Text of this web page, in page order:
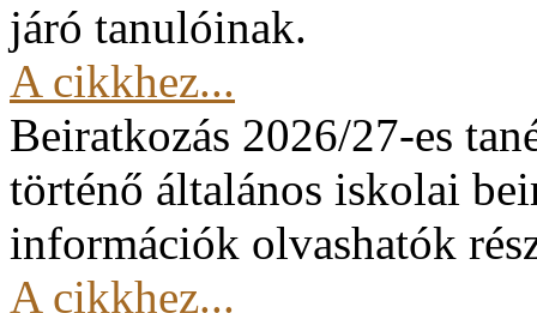
járó tanulóinak.
A cikkhez...
Beiratkozás 2026/27-es
történő általános iskolai
információk olvashatók
A cikkhez...